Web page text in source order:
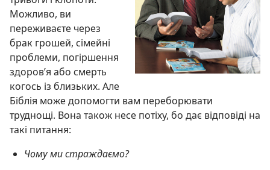
Можливо, ви
переживаєте через
брак грошей, сімейні
проблеми, погіршення
здоров’я або смерть
когось із близьких. Але
Біблія може допомогти вам переборювати
труднощі. Вона також несе потіху, бо дає відповіді на
такі питання:
Чому ми страждаємо?